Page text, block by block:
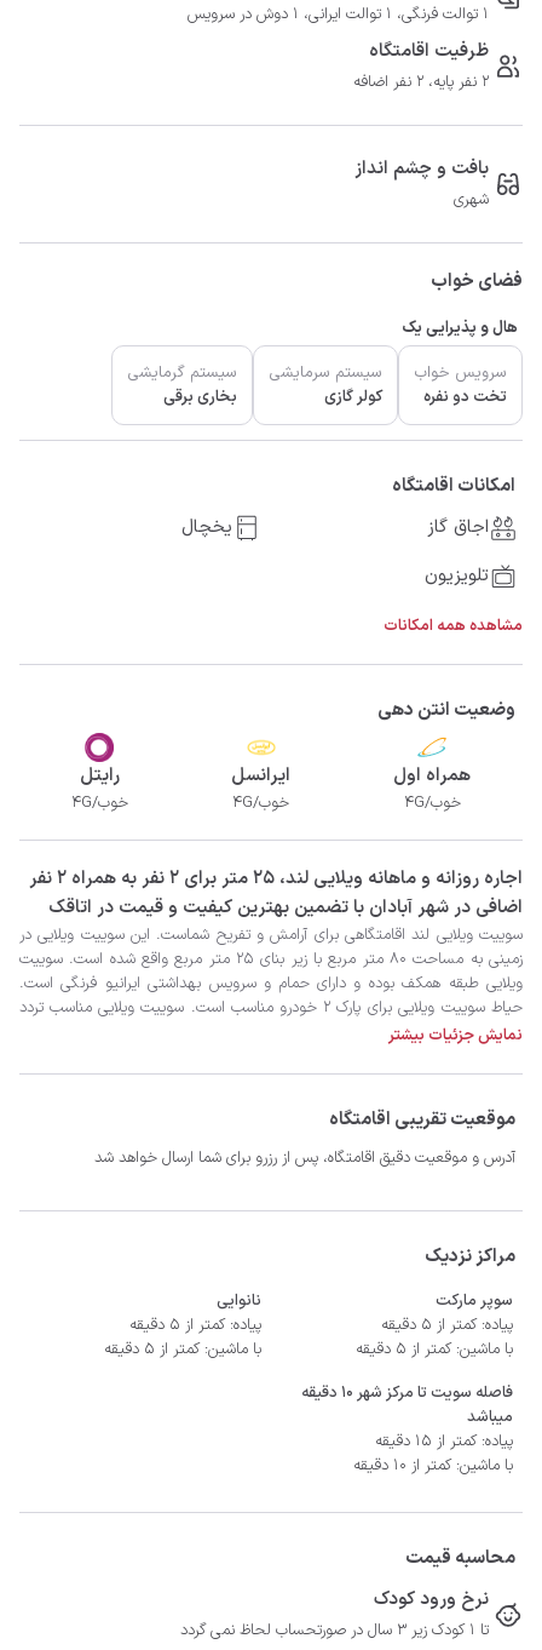
1 توالت فرنگی، 1 توالت ایرانی، 1 دوش در سرویس
ظرفیت اقامتگاه
2 نفر پایه، 2 نفر اضافه
بافت و چشم انداز
شهری
فضای خواب
هال و پذیرایی یک
سرویس خواب
تخت دو نفره
سیستم سرمایشی
کولر گازی
سیستم گرمایشی
بخاری برقی
امکانات اقامتگاه
اجاق گاز
یخچال
تلویزیون
مشاهده همه امکانات
وضعیت انتن دهی
همراه اول
خوب/4G
ایرانسل
خوب/4G
رایتل
خوب/4G
‫‫اجاره روزانه و ماهانه ویلایی لند، 25 متر برای 2 نفر به همراه 2 نفر
اضافی در شهر آبادان با تضمین بهترین کیفیت و قیمت در اتاقک
نمایش جزئیات بیشتر
موقعیت تقریبی اقامتگاه
آدرس و موقعیت دقیق اقامتگاه، پس از رزرو برای شما ارسال خواهد شد
مراکز نزدیک
سوپر مارکت
پیاده: کمتر از 5 دقیقه
با ماشین: کمتر از 5 دقیقه
نانوایی
پیاده: کمتر از 5 دقیقه
با ماشین: کمتر از 5 دقیقه
فاصله سویت تا مرکز شهر ۱۰ دقیقه
میباشد
پیاده: کمتر از 15 دقیقه
با ماشین: کمتر از 10 دقیقه
محاسبه قیمت
نرخ ورود کودک
تا 1 کودک زیر 3 سال در صورتحساب لحاظ نمی گردد